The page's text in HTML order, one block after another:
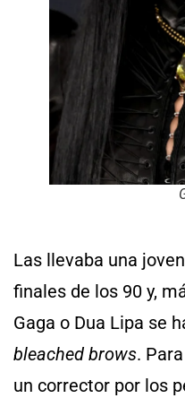
Las llevaba una
finales de los 90 y,
Gaga o Dua Lipa se
bleached brows.
un corrector por los